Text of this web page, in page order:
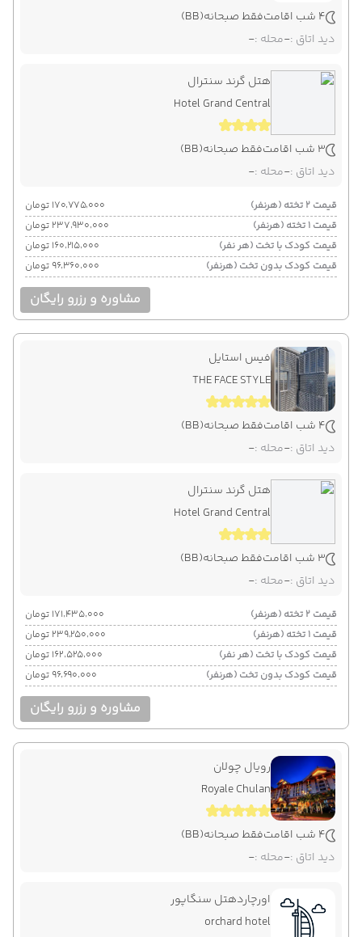
4 شب اقامت فقط صبحانه(BB)
دید اتاق :-محله :-
هتل گرند سنترال
Hotel Grand Central
3 شب اقامت فقط صبحانه(BB)
دید اتاق :-محله :-
قیمت 2 تخته (هرنفر)
۱۷۰٬۷۷۵٬۰۰۰ تومان
قیمت 1 تخته (هرنفر)
۲۳۷٬۹۳۰٬۰۰۰ تومان
قیمت کودک با تخت (هر نفر)
۱۶۰٬۲۱۵٬۰۰۰ تومان
قیمت کودک بدون تخت (هرنفر)
۹۶٬۳۶۰٬۰۰۰ تومان
مشاوره و رزرو رایگان
فیس استایل
THE FACE STYLE
4 شب اقامت فقط صبحانه(BB)
دید اتاق :-محله :-
هتل گرند سنترال
Hotel Grand Central
3 شب اقامت فقط صبحانه(BB)
دید اتاق :-محله :-
قیمت 2 تخته (هرنفر)
۱۷۱٬۴۳۵٬۰۰۰ تومان
قیمت 1 تخته (هرنفر)
۲۳۹٬۲۵۰٬۰۰۰ تومان
قیمت کودک با تخت (هر نفر)
۱۶۲٬۵۲۵٬۰۰۰ تومان
قیمت کودک بدون تخت (هرنفر)
۹۶٬۶۹۰٬۰۰۰ تومان
مشاوره و رزرو رایگان
رویال چولان
Royale Chulan
4 شب اقامت فقط صبحانه(BB)
دید اتاق :-محله :-
اورچاردهتل سنگاپور
orchard hotel